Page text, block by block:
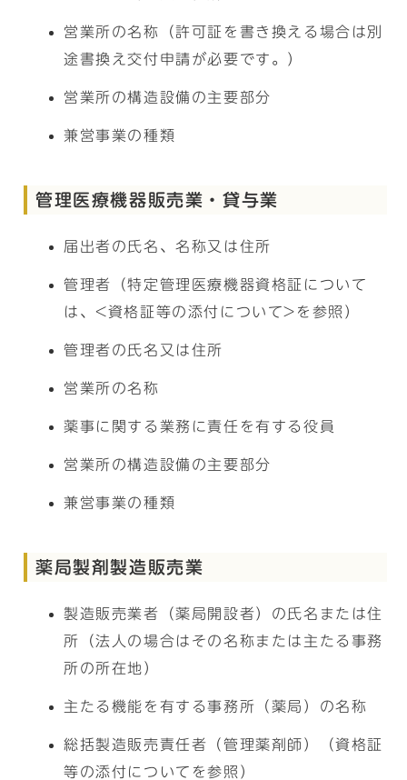
営業所の名称（許可証を書き換える場合は別
途書換え交付申請が必要です。）
営業所の構造設備の主要部分
兼営事業の種類
管理医療機器販売業・貸与業
届出者の氏名、名称又は住所
管理者（特定管理医療機器資格証について
は、<資格証等の添付について>を参照）
管理者の氏名又は住所
営業所の名称
薬事に関する業務に責任を有する役員
営業所の構造設備の主要部分
兼営事業の種類
薬局製剤製造販売業
製造販売業者（薬局開設者）の氏名または住
所（法人の場合はその名称または主たる事務
所の所在地）
主たる機能を有する事務所（薬局）の名称
総括製造販売責任者（管理薬剤師）（資格証
等の添付についてを参照）